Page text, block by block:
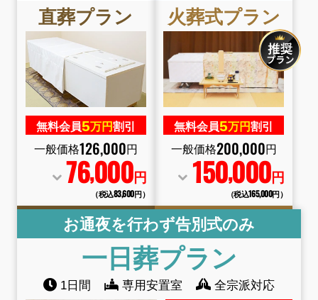
直葬プラン
無料会員5万円割引
一般価格126,000円
76,000円
（税込83,600円）
火葬式プラン
無料会員5万円割引
一般価格200,000円
150,000円
（税込165,000円）
お通夜を行わず告別式のみ
一日葬プラン
1日間 専用安置室 全宗派対応